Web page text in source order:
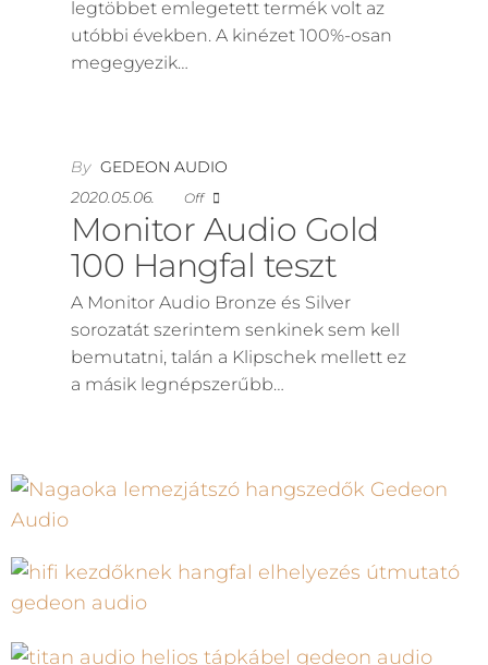
legtöbbet emlegetett termék volt az
utóbbi években. A kinézet 100%-osan
megegyezik…
By GEDEON AUDIO
2020.05.06.
Off
Monitor Audio Gold
100 Hangfal teszt
A Monitor Audio Bronze és Silver
sorozatát szerintem senkinek sem kell
bemutatni, talán a Klipschek mellett ez
a másik legnépszerűbb…